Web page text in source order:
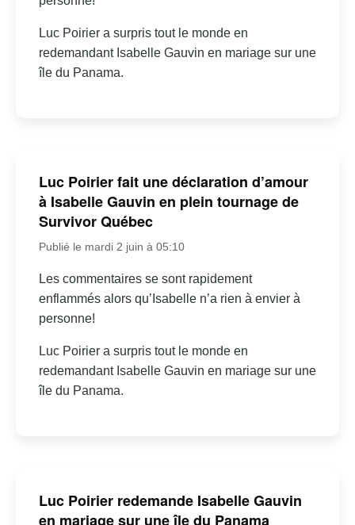
Luc Poirier a surpris tout le monde en
redemandant Isabelle Gauvin en mariage sur une
île du Panama.
Luc Poirier fait une déclaration d’amour
à Isabelle Gauvin en plein tournage de
Survivor Québec
Publié le mardi 2 juin à 05:10
Les commentaires se sont rapidement
enflammés alors qu’Isabelle n’a rien à envier à
personne!
Luc Poirier a surpris tout le monde en
redemandant Isabelle Gauvin en mariage sur une
île du Panama.
Luc Poirier redemande Isabelle Gauvin
en mariage sur une île du Panama